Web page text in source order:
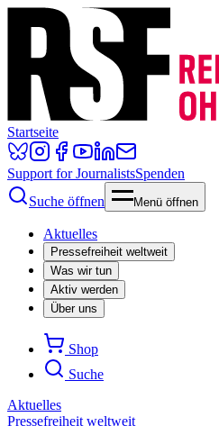
Startseite
Support for JournalistsSpenden
Suche öffnen
Menü öffnen
Aktuelles
Pressefreiheit weltweit
Was wir tun
Aktiv werden
Über uns
Shop
Suche
Aktuelles
Pressefreiheit weltweit